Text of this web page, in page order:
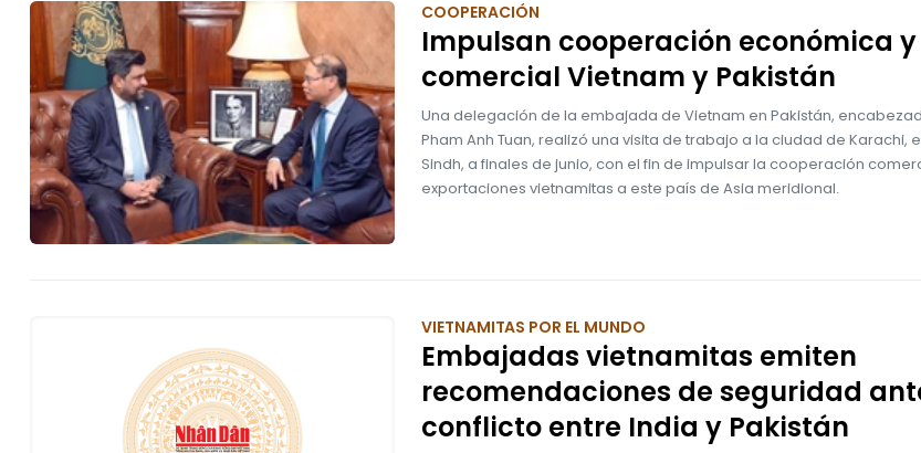
COOPERACIÓN
Impulsan cooperación económica y
comercial Vietnam y Pakistán
Una delegación de la embajada de Vietnam en Pakistán,
Pham Anh Tuan, realizó una visita de trabajo a la ciudad de Karachi,
Sindh, a finales de junio, con el fin de impulsar la cooperación
exportaciones vietnamitas a este país de Asia meridional.
VIETNAMITAS POR EL MUNDO
Embajadas vietnamitas emiten
recomendaciones de seguridad
conflicto entre India y Pakistán